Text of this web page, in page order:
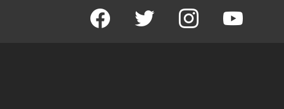
facebook twitter instagram youtube